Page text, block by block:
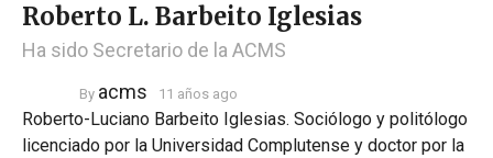
Roberto L. Barbeito Iglesias
Ha sido Secretario de la ACMS
By acms 11 años ago
Roberto-Luciano Barbeito Iglesias. Sociólogo y politólogo
licenciado por la Universidad Complutense y doctor por la